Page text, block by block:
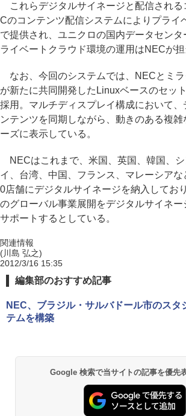
これらデジタルサイネージと配信される
Cのコンテンツ配信システムによりプライ
で提供され、ユニクロの国内データセン
ライベートクラウド環境の運用はNECが担
なお、今回のシステムでは、NECとミラ
が新たに共同開発したLinuxベースのセッ
採用。マルチディスプレイ構成において、
ンテンツを同期しながら、動きのある複
ーズに表示している。
NECはこれまで、米国、英国、韓国、シ
イ、台湾、中国、フランス、マレーシア
0店舗にデジタルサイネージを納入してお
のグローバル事業展開をデジタルサイネ
サポートするとしている。
関連情報
(川島 弘之)
2012/3/16 15:35
編集部のおすすめ記事
NEC、ブラジル・サルバドール市のスタ
テムを構築
Google 検索で当サイトの記事を優先